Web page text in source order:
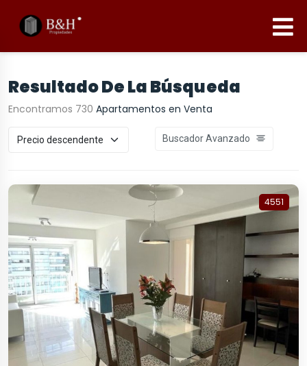
Resultado De La Búsqueda
Encontramos 730 Apartamentos en Venta
Buscador Avanzado
4551